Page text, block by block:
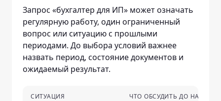
Запрос «бухгалтер для ИП» может означать
регулярную работу, один ограниченный
вопрос или ситуацию с прошлыми
периодами. До выбора условий важнее
назвать период, состояние документов и
ожидаемый результат.
СИТУАЦИЯ ЧТО ОБСУДИТЬ ДО НАЧАЛА